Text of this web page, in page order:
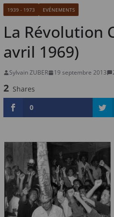
1939 - 1973 EVÉNEMENTS
La Révolution
avril 1969)
Sylvain ZUBER 19 septembre 2013
2 Shares
0